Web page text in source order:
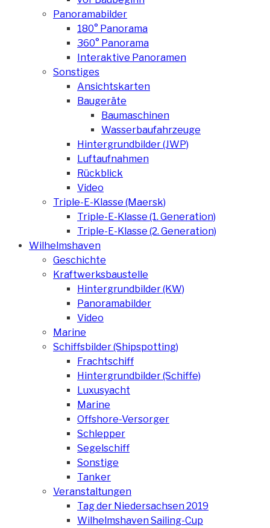
Panoramabilder
180° Panorama
360° Panorama
Interaktive Panoramen
Sonstiges
Ansichtskarten
Baugeräte
Baumaschinen
Wasserbaufahrzeuge
Hintergrundbilder (JWP)
Luftaufnahmen
Rückblick
Video
Triple-E-Klasse (Maersk)
Triple-E-Klasse (1. Generation)
Triple-E-Klasse (2. Generation)
Wilhelmshaven
Geschichte
Kraftwerksbaustelle
Hintergrundbilder (KW)
Panoramabilder
Video
Marine
Schiffsbilder (Shipspotting)
Frachtschiff
Hintergrundbilder (Schiffe)
Luxusyacht
Marine
Offshore-Versorger
Schlepper
Segelschiff
Sonstige
Tanker
Veranstaltungen
Tag der Niedersachsen 2019
Wilhelmshaven Sailing-Cup